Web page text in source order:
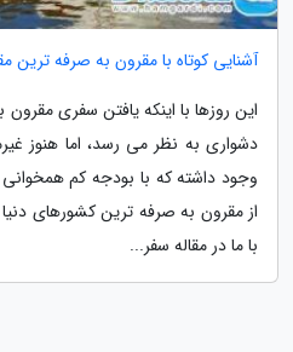
آشنایی کوتاه با مقرون به صرفه ترین
این روزها با اینکه یافتن سفری مقرون
دشواری به نظر می رسد، اما هنوز
وجود داشته که با بودجه کم همخوانی
از مقرون به صرفه ترین کشورهای
با ما در مقاله سفر...